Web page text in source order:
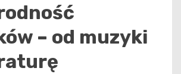
– od muzyki